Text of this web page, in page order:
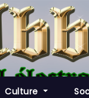
Culture